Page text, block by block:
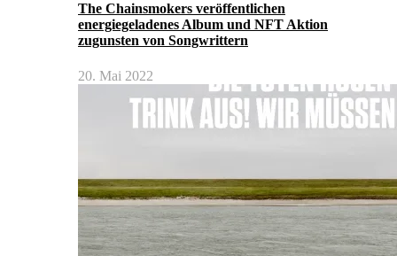
The Chainsmokers veröffentlichen
energiegeladenes Album und NFT Aktion
zugunsten von Songwrittern
20. Mai 2022